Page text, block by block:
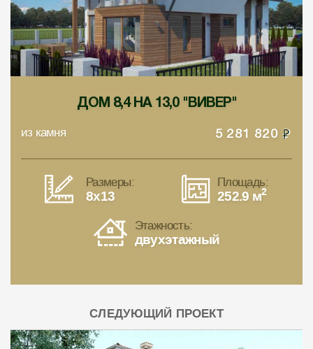
ДОМ 8,4 НА 13,0 "ВИВЕР"
из камня 5 281 820
Размеры:
8x13
Площадь:
252.9 м2
Этажность:
двухэтажный
СЛЕДУЮЩИЙ ПРОЕКТ